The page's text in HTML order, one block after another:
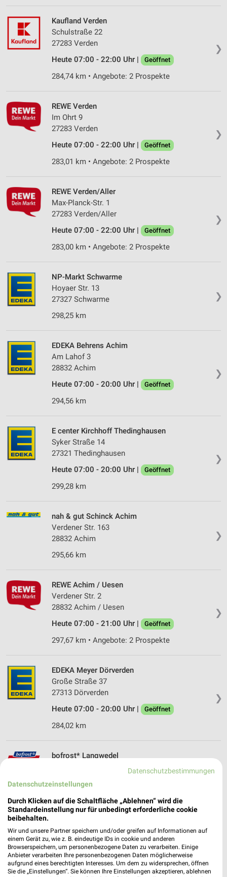
❯
Kaufland Verden
Schulstraße 22
27283 Verden
Heute 07:00 - 22:00 Uhr |
Geöffnet
284,74 km • Angebote: 2 Prospekte
❯
REWE Verden
Im Ohrt 9
27283 Verden
Heute 07:00 - 22:00 Uhr |
Geöffnet
283,01 km • Angebote: 2 Prospekte
❯
REWE Verden/Aller
Max-Planck-Str. 1
27283 Verden/Aller
Heute 07:00 - 22:00 Uhr |
Geöffnet
283,00 km • Angebote: 2 Prospekte
❯
NP-Markt Schwarme
Hoyaer Str. 13
27327 Schwarme
298,25 km
❯
EDEKA Behrens Achim
Am Lahof 3
28832 Achim
Heute 07:00 - 20:00 Uhr |
Geöffnet
294,56 km
❯
E center Kirchhoff Thedinghausen
Syker Straße 14
27321 Thedinghausen
Heute 07:00 - 20:00 Uhr |
Geöffnet
299,28 km
❯
nah & gut Schinck Achim
Verdener Str. 163
28832 Achim
295,66 km
❯
REWE Achim / Uesen
Verdener Str. 2
28832 Achim / Uesen
Heute 07:00 - 21:00 Uhr |
Geöffnet
297,67 km • Angebote: 2 Prospekte
❯
EDEKA Meyer Dörverden
Große Straße 37
27313 Dörverden
Heute 07:00 - 20:00 Uhr |
Geöffnet
284,02 km
bofrost* Langwedel
Steinberger Landstr. 25
Obernstraße 45/ Am Schmiedeberg
28832 Achim
Heute 07:00 - 22:00 Uhr |
Geöffnet
Datenschutzbestimmungen
Datenschutzeinstellungen
Durch Klicken auf die Schaltfläche „Ablehnen“ wird die
Standardeinstellung nur für unbedingt erforderliche cookie
beibehalten.
Wir und unsere Partner speichern und/oder greifen auf Informationen auf
einem Gerät zu, wie z. B. eindeutige IDs in cookie und anderen
Browserspeichern, um personenbezogene Daten zu verarbeiten. Einige
Anbieter verarbeiten Ihre personenbezogenen Daten möglicherweise
aufgrund eines berechtigten Interesses. Um dem zu widersprechen, öffnen
Sie die „Einstellungen“. Sie können Ihre Einstellungen akzeptieren, ablehnen